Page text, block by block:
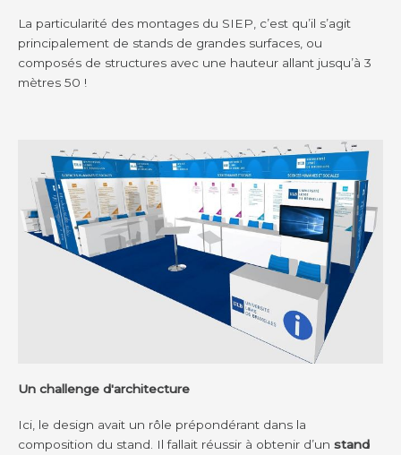
La particularité des montages du SIEP, c’est qu’il s’agit
principalement de stands de grandes surfaces, ou
composés de structures avec une hauteur allant jusqu’à 3
mètres 50 !
Un challenge d'architecture
Ici, le design avait un rôle prépondérant dans la
composition du stand. Il fallait réussir à obtenir d’un stand